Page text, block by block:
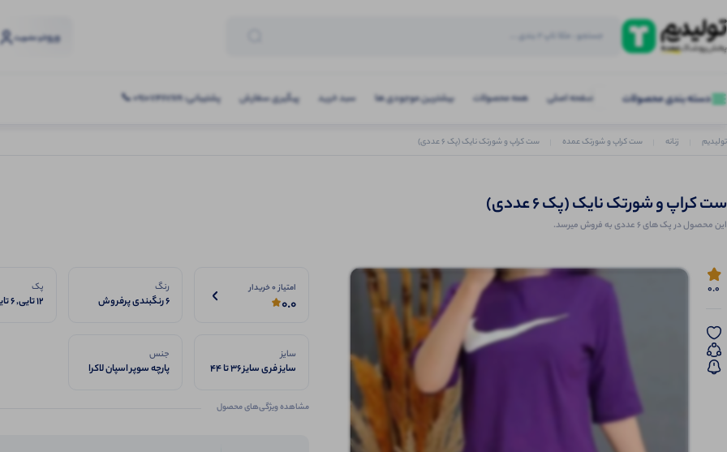
ورودو عضویت
دسته بندی محصولات صفحه اصلی همه محصولات بیشترین موجودی ها سبد خرید پیگیری سفارش پشتیبانی: 09107467619 📞
تولیدیم زنانه ست کراپ و شورتک عمده ست کراپ و شورتک نایک (پک 6 عددی)
ست کراپ و شورتک نایک (پک 6 عددی)
این محصول در پک های 6 عددی به فروش میرسد.
0.0 امتیاز 0 خریدار
0.0
رنگ
6 رنگبندی پرفروش
پک
12 تایی, 6 تایی
سایز
سایز فری سایز ۳۶ تا ۴۴
جنس
پارچه سوپر اسپان لاکرا
مشاهده ویژگی‌های محصول